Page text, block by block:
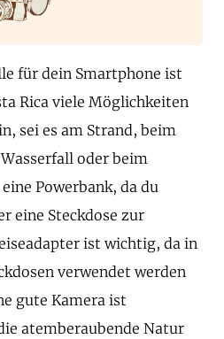
für dein Smartphone ist
Rica viele Möglichkeiten
sei es am Strand, beim
oder beim
Powerbank, da du
eine Steckdose zur
ist wichtig, da in
verwendet werden
gute Kamera ist
atemberaubende Natur